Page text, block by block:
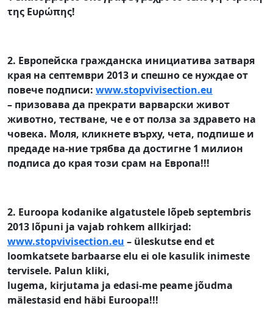
της Ευρώπης!
2. Европейска гражданска инициатива затваря
края на септември 2013 и спешно се нуждае от
повече подписи: www.stopvivisection.eu
– призовава да прекрати варварски живот
животно, тестване, че е от полза за здравето на
човека. Моля, кликнете върху, чета, подпише и
предаде на-ние трябва да достигне 1 милион
подписа до края този срам на Европа!!!
2. Euroopa kodanike algatustele lõpeb septembris
2013 lõpuni ja vajab rohkem allkirjad:
www.stopvivisection.eu – üleskutse end et
loomkatsete barbaarse elu ei ole kasulik inimeste
tervisele. Palun kliki,
lugema, kirjutama ja edasi-me peame jõudma
mälestasid end häbi Euroopa!!!